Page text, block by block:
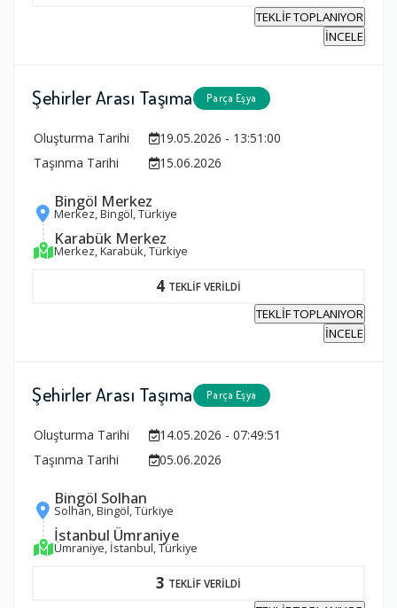
TEKLİF TOPLANIYOR
İNCELE
Şehirler Arası Taşıma Parça Eşya
Oluşturma Tarihi
19.05.2026 - 13:51:00
Taşınma Tarihi
15.06.2026
Bingöl Merkez
Merkez, Bingöl, Türkiye
Karabük Merkez
Merkez, Karabük, Türkiye
4 TEKLİF VERİLDİ
TEKLİF TOPLANIYOR
İNCELE
Şehirler Arası Taşıma Parça Eşya
Oluşturma Tarihi
14.05.2026 - 07:49:51
Taşınma Tarihi
05.06.2026
Bingöl Solhan
Solhan, Bingöl, Türkiye
İstanbul Ümraniye
Ümraniye, İstanbul, Türkiye
3 TEKLİF VERİLDİ